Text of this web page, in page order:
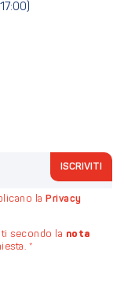
ISCRIVITI
la Privacy
secondo la nota
*